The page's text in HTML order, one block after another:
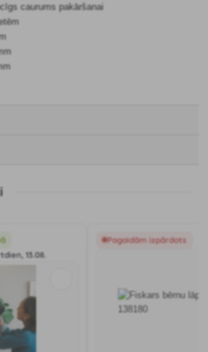
caurums pakāršanai
13.08.
Pagaidām izpārdots